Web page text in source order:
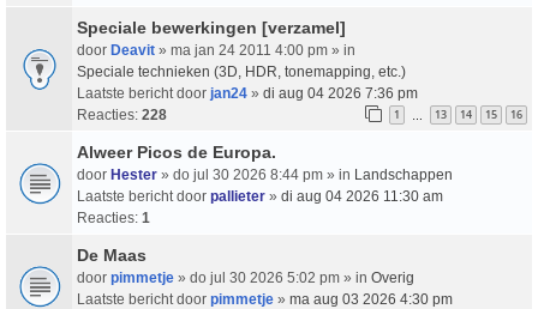
Speciale bewerkingen [verzamel]
door Deavit » ma jan 24 2011 4:00 pm » in
Speciale technieken (3D, HDR, tonemapping, etc.)
Laatste bericht door jan24 » di aug 04 2026 7:36 pm
Reacties: 228 1 … 13 14 15 16
Alweer Picos de Europa.
door Hester » do jul 30 2026 8:44 pm » in Landschappen
Laatste bericht door pallieter » di aug 04 2026 11:30 am
Reacties: 1
De Maas
door pimmetje » do jul 30 2026 5:02 pm » in Overig
Laatste bericht door pimmetje » ma aug 03 2026 4:30 pm